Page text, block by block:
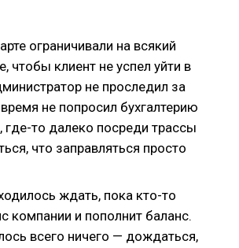
ограничивали на всякий
чтобы клиент не успел уйти в
не проследил за
не попросил бухгалтерию
где-то далеко посреди трассы
что заправляться просто
ждать, пока кто-то
компании и пополнит баланс.
всего ничего — дождаться,